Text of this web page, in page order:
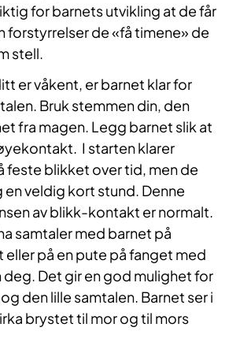
for barnets utvikling at de får
forstyrrelser de «få timene» de
stell.
er våkent, er barnet klar for
Bruk stemmen din, den
fra magen. Legg barnet slik at
I starten klarer
feste blikket over tid, men de
veldig kort stund. Denne
av blikk-kontakt er normalt.
samtaler med barnet på
på en pute på fanget med
deg. Det gir en god mulighet for
den lille samtalen. Barnet ser i
brystet til mor og til mors